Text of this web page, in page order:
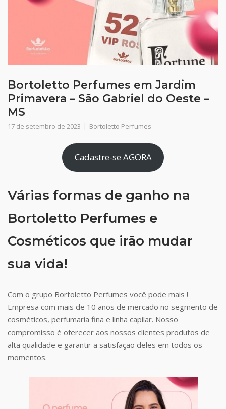
Bortoletto Perfumes em Jardim
Primavera – São Gabriel do Oeste –
MS
17 de setembro de 2023 Bortoletto Perfumes
Cadastre-se AGORA
Várias formas de ganho na
Bortoletto Perfumes e
Cosméticos que irão mudar
sua vida!
Com o grupo Bortoletto Perfumes você pode mais !
Empresa com mais de 10 anos de mercado no segmento de
cosméticos, perfumaria fina e linha capilar. Nosso
compromisso é oferecer aos nossos clientes produtos de
alta qualidade e garantir a satisfação deles em todos os
momentos.